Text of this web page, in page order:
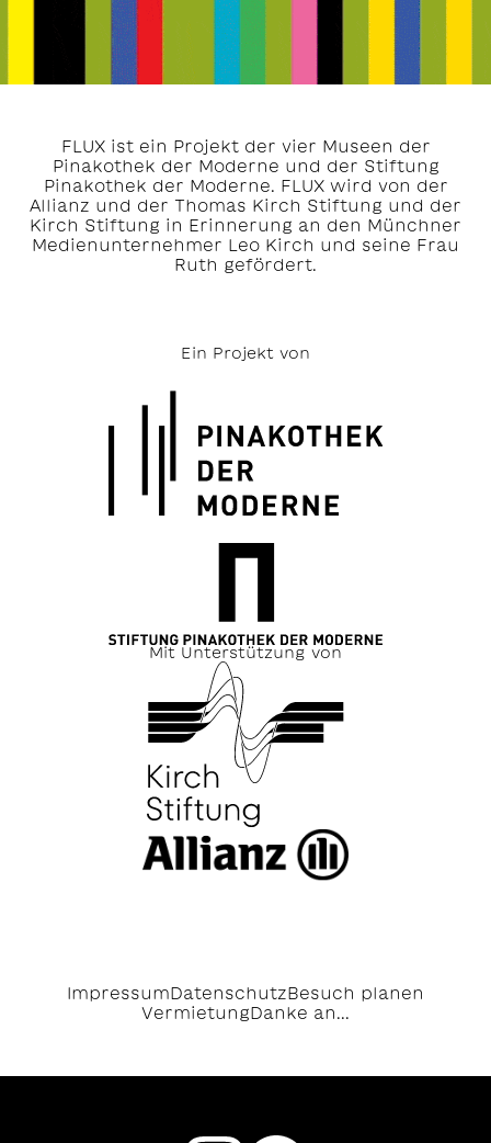
FLUX ist ein Projekt der vier Museen der
Pinakothek der Moderne und der Stiftung
Pinakothek der Moderne. FLUX wird von der
Allianz und der Thomas Kirch Stiftung und der
Kirch Stiftung in Erinnerung an den Münchner
Medienunternehmer Leo Kirch und seine Frau
Ruth gefördert.
Ein Projekt von
Mit Unterstützung von
Impressum Datenschutz Besuch planen
Vermietung Danke an...